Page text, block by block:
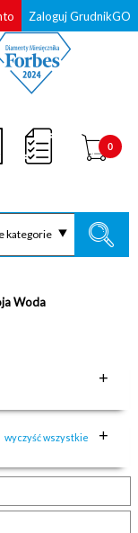
Zaloguj GrudnikGO
kategorie
0
Woda
wyczyść wszystkie